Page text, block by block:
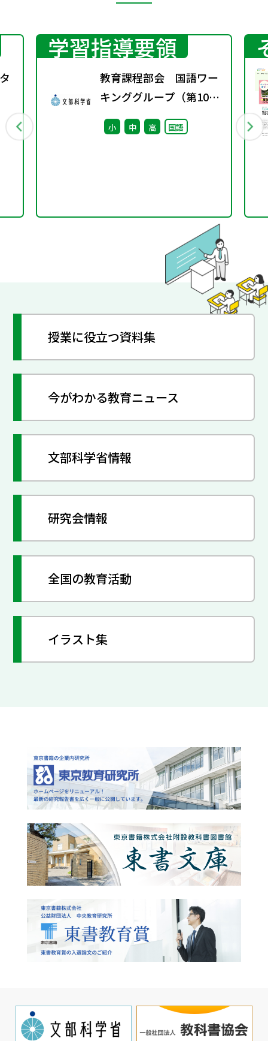
学習指導要領
教育課程部会 国語ワー
キンググループ（第10
回） 配付資料
小 中 高 国語
授業に役立つ資料集
今がわかる教育ニュース
文部科学省情報
研究会情報
全国の教育活動
イラスト集